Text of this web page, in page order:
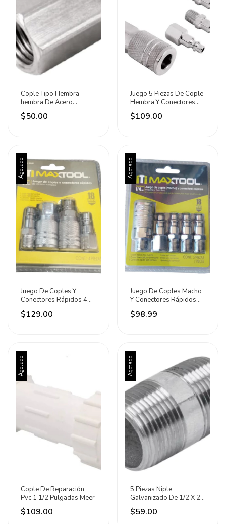
Cople Tipo Hembra-
hembra De Acero
Cromado 306408
Maxtool
$50.00
Juego 5 Piezas De Cople
Hembra Y Conectores
Rápidos De Acero
$109.00
Agotado
Juego De Coples Y
Conectores Rápidos 4
Piezas Maxtool
$129.00
Agotado
Juego De Coples Macho
Y Conectores Rápidos
Maxtool
$98.99
Agotado
Cople De Reparación
Pvc 1 1/2 Pulgadas Meer
$109.00
Agotado
5 Piezas Niple
Galvanizado De 1/2 X 2
C150 Meer
$59.00